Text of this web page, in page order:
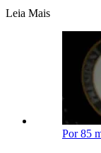
Leia Mais
Por 85